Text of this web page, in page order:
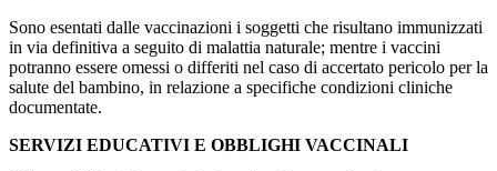
Sono esentati dalle vaccinazioni i soggetti che risultano immunizzati
in via definitiva a seguito di malattia naturale; mentre i vaccini
potranno essere omessi o differiti nel caso di accertato pericolo per la
salute del bambino, in relazione a specifiche condizioni cliniche
documentate.
SERVIZI EDUCATIVI E OBBLIGHI VACCINALI